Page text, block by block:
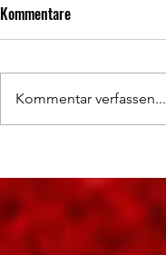
Kommentare
Kommentar verfassen...